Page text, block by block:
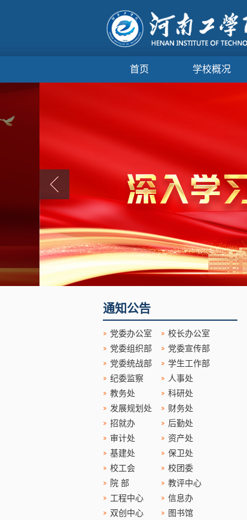
首页 学校概况
通知公告
党委办公室
校长办公室
党委组织部
党委宣传部
党委统战部
学生工作部
纪委监察
人事处
教务处
科研处
发展规划处
财务处
招就办
后勤处
审计处
资产处
基建处
保卫处
校工会
校团委
院 部
教评中心
工程中心
信息办
双创中心
图书馆